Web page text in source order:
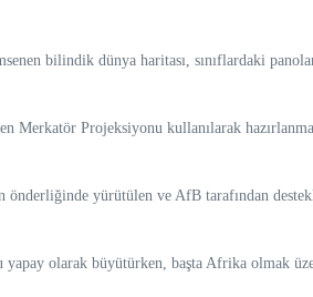
bilindik dünya haritası, sınıflardaki
Merkatör Projeksiyonu kullanılarak
yürütülen ve AfB tarafından
olarak büyütürken, başta Afrika olmak